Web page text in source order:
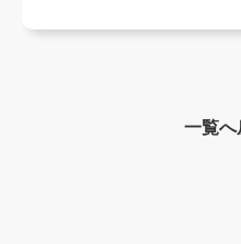
一覧へ